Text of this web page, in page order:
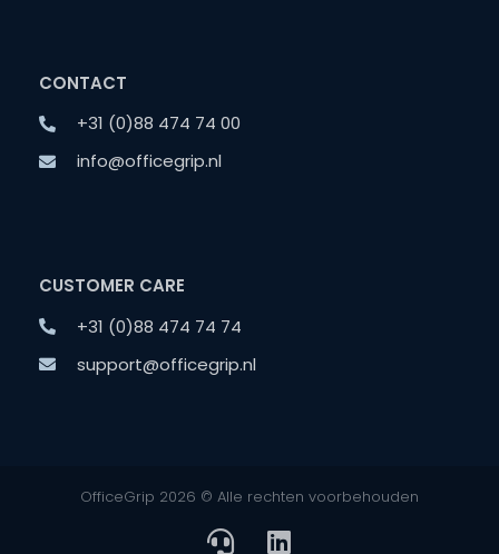
CONTACT
+31 (0)88 474 74 00
info@officegrip.nl
CUSTOMER CARE
+31 (0)88 474 74 74
support@officegrip.nl
OfficeGrip 2026 © Alle rechten voorbehouden